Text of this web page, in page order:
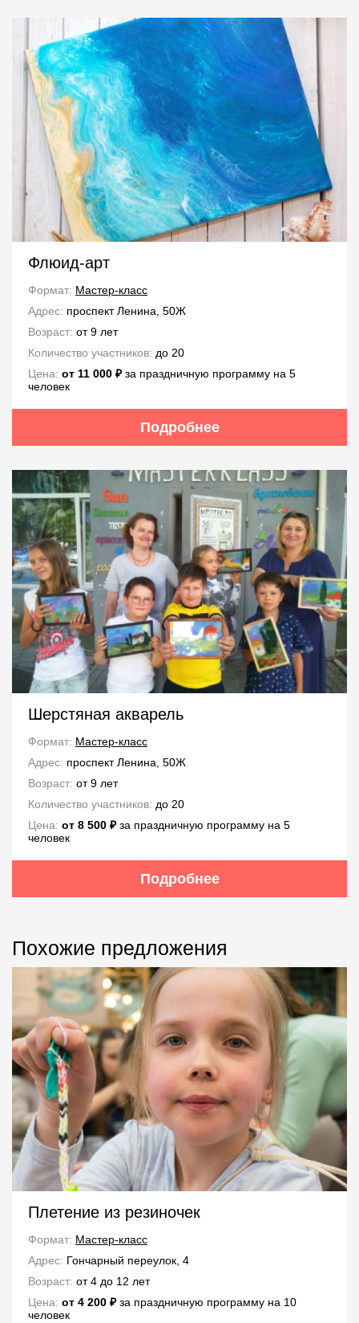
Флюид-арт
Формат: Мастер-класс
Адрес: проспект Ленина, 50Ж
Возраст: от 9 лет
Количество участников: до 20
Цена: от 11 000 ₽за праздничную программу на 5
человек
Подробнее
Шерстяная акварель
Формат: Мастер-класс
Адрес: проспект Ленина, 50Ж
Возраст: от 9 лет
Количество участников: до 20
Цена: от 8 500 ₽за праздничную программу на 5
человек
Подробнее
Похожие предложения
Плетение из резиночек
Формат: Мастер-класс
Адрес: Гончарный переулок, 4
Возраст: от 4 до 12 лет
Цена: от 4 200 ₽за праздничную программу на 10
человек